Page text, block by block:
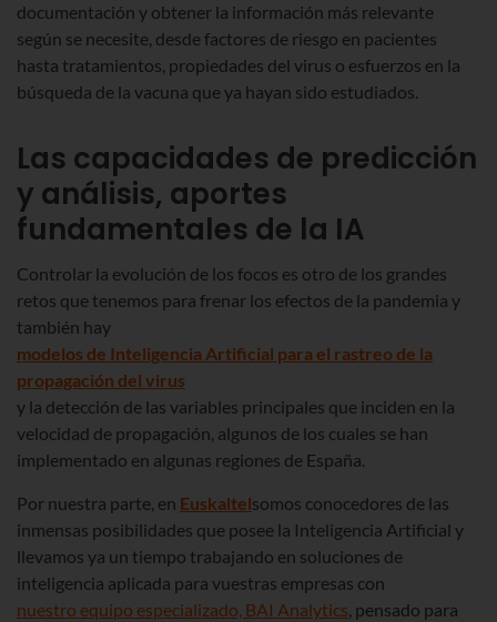
documentación y obtener la información más relevante
según se necesite, desde factores de riesgo en pacientes
hasta tratamientos, propiedades del virus o esfuerzos en la
búsqueda de la vacuna que ya hayan sido estudiados.
Las capacidades de predicción
y análisis, aportes
fundamentales de la IA
Controlar la evolución de los focos es otro de los grandes
retos que tenemos para frenar los efectos de la pandemia y
también hay
modelos de Inteligencia Artificial para el rastreo de la
propagación del virus
y la detección de las variables principales que inciden en la
velocidad de propagación, algunos de los cuales se han
implementado en algunas regiones de España.
Por nuestra parte, en Euskaltelsomos conocedores de las
inmensas posibilidades que posee la Inteligencia Artificial y
llevamos ya un tiempo trabajando en soluciones de
inteligencia aplicada para vuestras empresas con
nuestro equipo especializado, BAI Analytics, pensado para